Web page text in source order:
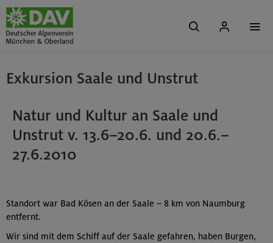
Exkursion Saale und Unstrut
Natur und Kultur an Saale und
Unstrut v. 13.6–20.6. und 20.6.–
27.6.2010
Standort war Bad Kösen an der Saale – 8 km von Naumburg
entfernt.
Wir sind mit dem Schiff auf der Saale gefahren, haben Burgen,